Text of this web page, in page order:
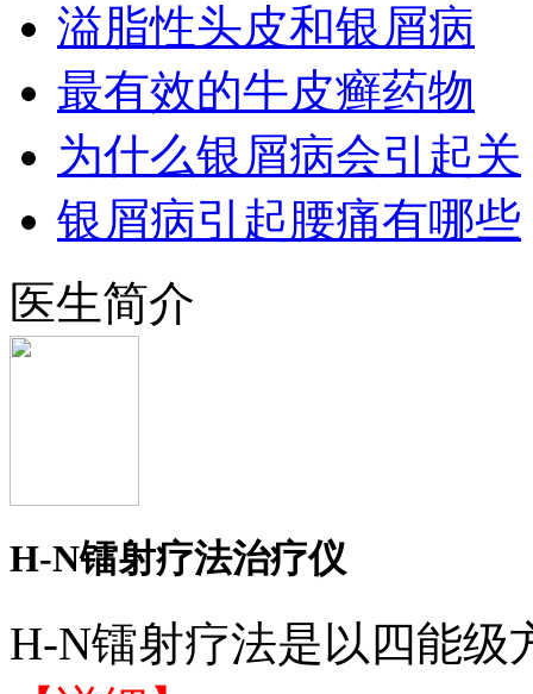
溢脂性头皮和银屑病
最有效的牛皮癣药物
为什么银屑病会引起关
银屑病引起腰痛有哪些
医生简介
H-N镭射疗法治疗仪
H-N镭射疗法是以四能级